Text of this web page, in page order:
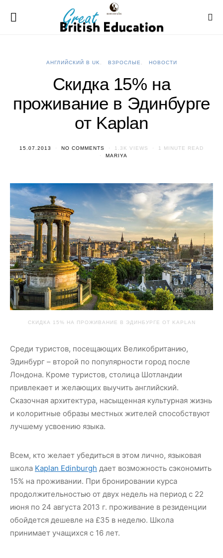
АНГЛИЙСКИЙ В UK ВЗРОСЛЫЕ НОВОСТИ
Скидка 15% на
проживание в Эдинбурге
от Kaplan
15.07.2013 NO COMMENTS 1.3K VIEWS
1 MINUTE READ
MARIYA
СКИДКА 15% НА ПРОЖИВАНИЕ В ЭДИНБУРГЕ ОТ KAPLAN
Среди туристов, посещающих Великобританию,
Эдинбург – второй по популярности город после
Лондона. Кроме туристов, столица Шотландии
привлекает и желающих выучить английский.
Сказочная архитектура, насыщенная культурная жизнь
и колоритные образы местных жителей способствуют
лучшему усвоению языка.
Всем, кто желает убедиться в этом лично, языковая
школа Kaplan Edinburgh дает возможность сэкономить
15% на проживании. При бронировании курса
продолжительностью от двух недель на период с 22
июня по 24 августа 2013 г. проживание в резиденции
обойдется дешевле на £35 в неделю. Школа
принимает учащихся с 16 лет.